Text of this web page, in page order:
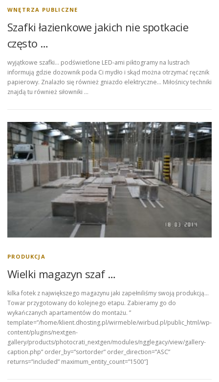
WNĘTRZA PUBLICZNE
Szafki łazienkowe jakich nie spotkacie
często …
wyjątkowe szafki… podświetlone LED-ami piktogramy na lustrach
informują gdzie dozownik poda Ci mydło i skąd można otrzymać ręcznik
papierowy. Znalazło się również gniazdo elektryczne… Miłośnicy techniki
znajdą tu również siłowniki …
PRODUKCJA
Wielki magazyn szaf …
kilka fotek z największego magazynu jaki zapełniliśmy swoją produkcją…
Towar przygotowany do kolejnego etapu. Zabieramy go do
wykańczanych apartamentów do montażu. ”
template=”/home/klient.dhosting.pl/wirmeble/wirbud.pl/public_html/wp-
content/plugins/nextgen-
gallery/products/photocrati_nextgen/modules/ngglegacy/view/gallery-
caption.php” order_by=”sortorder” order_direction=”ASC”
returns=”included” maximum_entity_count=”1500″]